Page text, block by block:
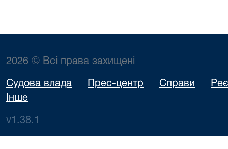
2026 © Всі права захищені
Судова влада Прес-центр Справи
Інше
v1.38.1